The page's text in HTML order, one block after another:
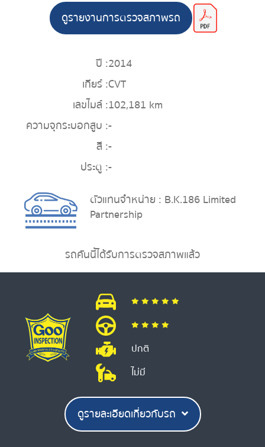
ดูรายงานการตรวจสภาพรถ
ปี :2014
เกียร์ :CVT
เลขไมล์ :102,181 km
ความจุกระบอกสูบ :-
สี :-
ประตู :-
ตัวแทนจำหน่าย : B.K.186 Limited
Partnership
รถคันนี้ได้รับการตรวจสภาพแล้ว
ปกติ
ไม่มี
ดูรายละเอียดเกี่ยวกับรถ